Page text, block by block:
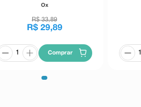
Ox
R$ 33,89
R$ 29,89
Comprar